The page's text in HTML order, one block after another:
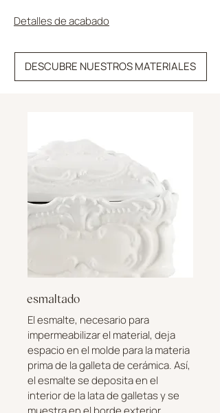
Detalles de acabado
DESCUBRE NUESTROS MATERIALES
esmaltado
El esmalte, necesario para
impermeabilizar el material, deja
espacio en el molde para la materia
prima de la galleta de cerámica. Así,
el esmalte se deposita en el
interior de la lata de galletas y se